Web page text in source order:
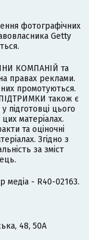
фотографічних
Getty
КОМПАНІЙ та
правах реклами.
промотуються.
також є
підготовці цього
матеріалах.
та оціночні
Згідно з
за зміст
медіа - R40-02163.
48, 50А